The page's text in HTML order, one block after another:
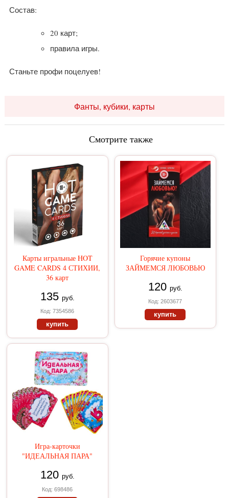
Состав:
20 карт;
правила игры.
Станьте профи поцелуев!
Фанты, кубики, карты
Смотрите также
Карты игральные HOT
GAME CARDS 4 СТИХИИ,
36 карт
135 руб.
Код: 7354586
купить
Горячие купоны
ЗАЙМЕМСЯ ЛЮБОВЬЮ
120 руб.
Код: 2603677
купить
Игра-карточки
"ИДЕАЛЬНАЯ ПАРА"
120 руб.
Код: 698486